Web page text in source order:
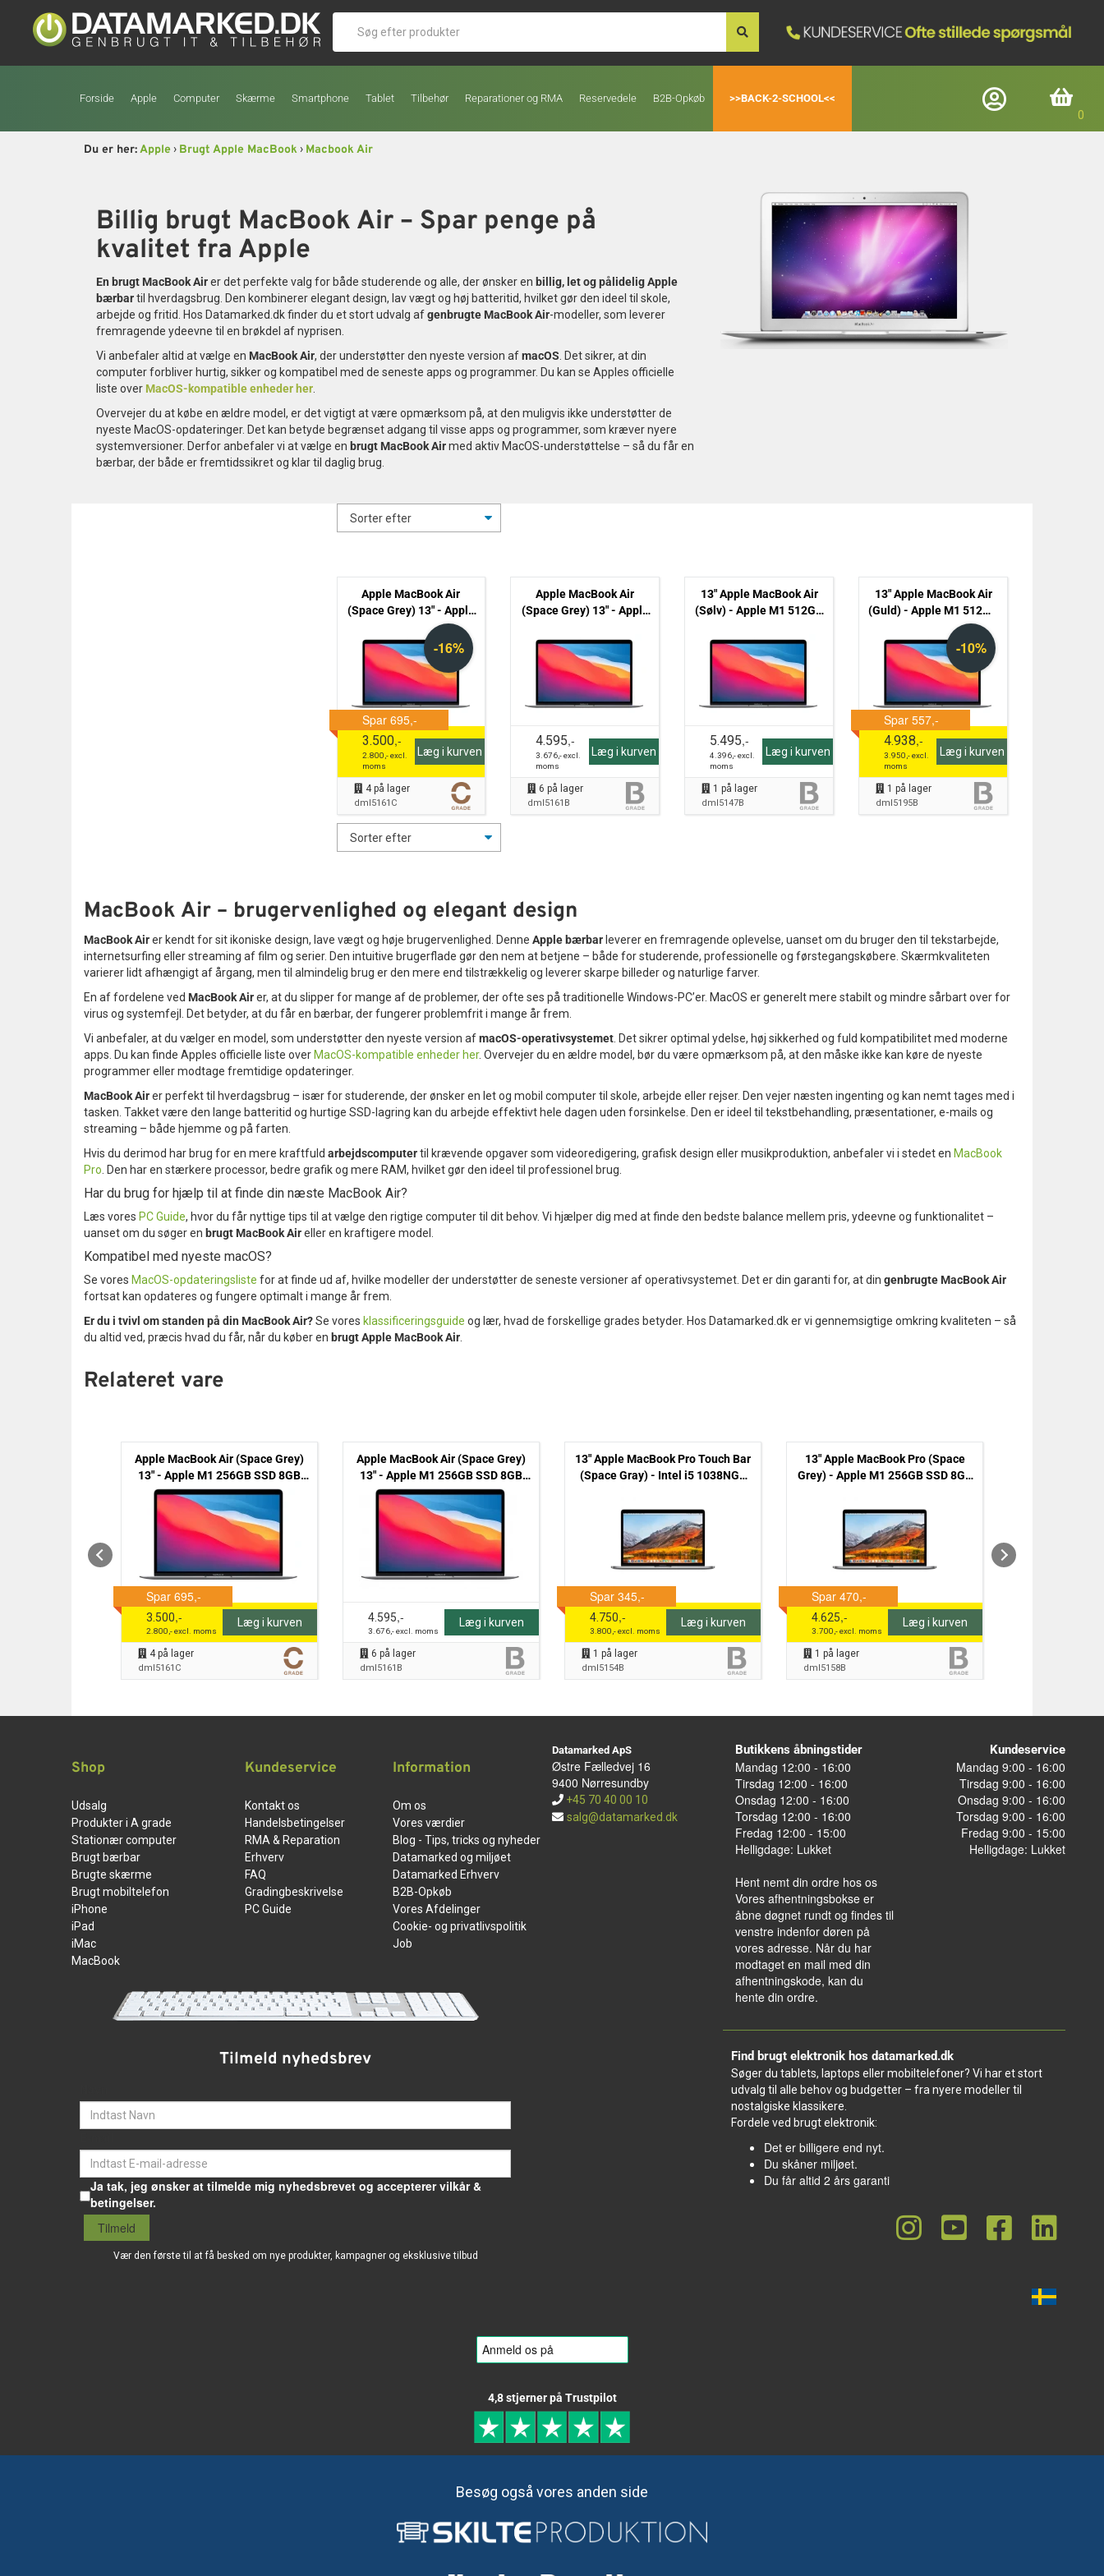
Log ind
E-mail
Adgangskode
Glemt adgangskode
Indkøbskurv
Forside Apple Computer Skærme Smartphone Tablet Tilbehør Reparationer og RMA Reservedele B2B-Opkøb >>BACK-2-SCHOOL<<
Du er her:Apple› Brugt Apple MacBook› Macbook Air
Billig brugt MacBook Air – Spar penge på
kvalitet fra Apple
En brugt MacBook Airer det perfekte valg for både studerende og alle, der ønsker en billig, let og pålidelig Apple
bærbartil hverdagsbrug. Den kombinerer elegant design, lav vægt og høj batteritid, hvilket gør den ideel til skole,
arbejde og fritid. Hos Datamarked.dk finder du et stort udvalg afgenbrugte MacBook Air-modeller, som leverer
fremragende ydeevne til en brøkdel af nyprisen.
Vi anbefaler altid at vælge en MacBook Air, der understøtter den nyeste version afmacOS . Det sikrer, at din
computer forbliver hurtig, sikker og kompatibel med de seneste apps og programmer. Du kan se Apples officielle
liste over MacOS-kompatible enheder her
Overvejer du at købe en ældre model, er det vigtigt at være opmærksom på, at den muligvis ikke understøtter de
nyeste MacOS-opdateringer. Det kan betyde begrænset adgang til visse apps og programmer, som kræver nyere
systemversioner. Derfor anbefaler vi at vælge en brugt MacBook Airmed aktiv MacOS-understøttelse – så du får en
bærbar, der både er fremtidssikret og klar til daglig brug.
Apple MacBook Air
(Space Grey) 13" - Apple
M1 256GB SSD 8GB
(2020) - Grade C
3.500,-
2.800 ,- excl.
moms
Læg i kurven
4på lager
dml5161C
Apple MacBook Air
(Space Grey) 13" - Apple
(2020) - Grade B
4.595,-
3.676,- excl.
moms
Læg i kurven
6 på lager
dml5161B
13" Apple MacBook Air
(Sølv) - Apple M1 512GB
B
5.495,-
4.396,- excl.
moms
Læg i kurven
1 på lager
dml5147B
13" Apple MacBook Air
(Guld) - Apple M1 512GB
SSD 8GB (2020) - Grade
B
4.938,-
3.950 ,- excl.
moms
Læg i kurven
1 på lager
dml5195B
MacBook Air – brugervenlighed og elegant design
MacBook Airer kendt for sit ikoniske design, lave vægt og høje brugervenlighed. Denne Apple bærbar leverer en fremragende oplevelse, uanset om du bruger den til tekstarbejde,
internetsurfing eller streaming af film og serier. Den intuitive brugerflade gør den nem at betjene – både for studerende, professionelle og førstegangskøbere. Skærmkvaliteten
varierer lidt afhængigt af årgang, men til almindelig brug er den mere end tilstrækkelig og leverer skarpe billeder og naturlige farver.
En af fordelene ved MacBook Airer, at du slipper for mange af de problemer, der ofte ses på traditionelle Windows-PC’er. MacOS er generelt mere stabilt og mindre sårbart over for
virus og systemfejl. Det betyder, at du får en bærbar, der fungerer problemfrit i mange år frem.
Vi anbefaler, at du vælger en model, som understøtter den nyeste version afmacOS-operativsystemet . Det sikrer optimal ydelse, høj sikkerhed og fuld kompatibilitet med moderne
apps. Du kan finde Apples officielle liste over MacOS-kompatible enheder her. Overvejer du en ældre model, bør du være opmærksom på, at den måske ikke kan køre de nyeste
programmer eller modtage fremtidige opdateringer.
MacBook Airer perfekt til hverdagsbrug – især for studerende, der ønsker en let og mobil computer til skole, arbejde eller rejser. Den vejer næsten ingenting og kan nemt tages med i
tasken. Takket være den lange batteritid og hurtige SSD-lagring kan du arbejde effektivt hele dagen uden forsinkelse. Den er ideel til tekstbehandling, præsentationer, e-mails og
streaming – både hjemme og på farten.
Hvis du derimod har brug for en mere kraftfuld arbejdscomputertil krævende opgaver som videoredigering, grafisk design eller musikproduktion, anbefaler vi i stedet en MacBook
Pro . Den har en stærkere processor, bedre grafik og mere RAM, hvilket gør den ideel til professionel brug.
Har du brug for hjælp til at finde din næste MacBook Air?
Læs vores PC Guide, hvor du får nyttige tips til at vælge den rigtige computer til dit behov. Vi hjælper dig med at finde den bedste balance mellem pris, ydeevne og funktionalitet –
uanset om du søger en brugt MacBook Aireller en kraftigere model.
Kompatibel med nyeste macOS?
Se vores MacOS-opdateringsliste for at finde ud af, hvilke modeller der understøtter de seneste versioner af operativsystemet. Det er din garanti for, at din genbrugte MacBook Air
fortsat kan opdateres og fungere optimalt i mange år frem.
Er du i tvivl om standen på din MacBook Air?Se vores klassificeringsguide og lær, hvad de forskellige grades betyder. Hos Datamarked.dk er vi gennemsigtige omkring kvaliteten – så
du altid ved, præcis hvad du får, når du køber en brugt Apple MacBook Air
Relateret vare
Apple MacBook Air (Space Grey)
13" - Apple M1 256GB SSD 8GB
(2020) - Grade C
3.500,-
2.800 ,- excl. moms
Læg i kurven
4på lager
dml5161C
Apple MacBook Air (Space Grey)
13" - Apple M1 256GB SSD 8GB
(2020) - Grade B
4.595,-
3.676,- excl. moms
Læg i kurven
6 på lager
dml5161B
13" Apple MacBook Pro Touch Bar
(Space Gray) - Intel i5 1038NG7
Grade B
4.750,-
3.800 ,- excl. moms
Læg i kurven
1 på lager
dml5154B
13" Apple MacBook Pro (Space
Grey) - Apple M1 256GB SSD 8GB
4.625,-
3.700 ,- excl. moms
Læg i kurven
1 på lager
dml5158B
Shop
Udsalg
Produkter i A grade
Stationær computer
Brugt bærbar
Brugte skærme
Brugt mobiltelefon
iPhone
iPad
iMac
MacBook
Kundeservice
Kontakt os
Handelsbetingelser
RMA & Reparation
Erhverv
FAQ
Gradingbeskrivelse
PC Guide
Information
Om os
Vores værdier
Blog - Tips, tricks og nyheder
Datamarked og miljøet
Datamarked Erhverv
B2B-Opkøb
Vores Afdelinger
Cookie- og privatlivspolitik
Job
Tilmeld nyhedsbrev
Ja tak, jeg ønsker at tilmelde mig nyhedsbrevet og accepterer vilkår &
betingelser.
Tilmeld
Vær den første til at få besked om nye produkter, kampagner og eksklusive tilbud
Datamarked ApS
Østre Fælledvej 16
9400 Nørresundby
+45 70 40 00 10
salg@datamarked.dk
Butikkens åbningstider
Mandag 12:00 - 16:00
Tirsdag 12:00 - 16:00
Onsdag 12:00 - 16:00
Torsdag 12:00 - 16:00
Fredag 12:00 - 15:00
Helligdage: Lukket
Hent nemt din ordre hos os
Vores afhentningsbokse er
åbne døgnet rundt og findes til
venstre indenfor døren på
vores adresse. Når du har
modtaget en mail med din
afhentningskode, kan du
hente din ordre.
Kundeservice
Mandag 9:00 - 16:00
Tirsdag 9:00 - 16:00
Onsdag 9:00 - 16:00
Torsdag 9:00 - 16:00
Fredag 9:00 - 15:00
Helligdage: Lukket
Find brugt elektronik hos datamarked.dk
Søger du tablets, laptops eller mobiltelefoner? Vi har et stort
udvalg til alle behov og budgetter – fra nyere modeller til
nostalgiske klassikere.
Fordele ved brugt elektronik:
Det er billigere end nyt.
Du skåner miljøet.
Du får altid 2 års garanti
4,8 stjerner på Trustpilot
Besøg også vores anden side